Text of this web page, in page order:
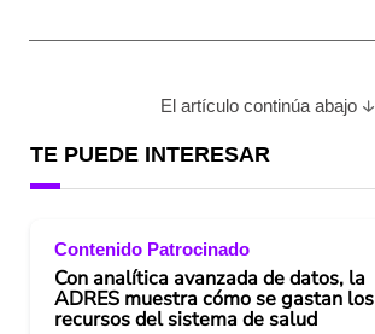
El artículo continúa abajo
TE PUEDE INTERESAR
Contenido Patrocinado
Con analítica avanzada de datos, la
ADRES muestra cómo se gastan los
recursos del sistema de salud